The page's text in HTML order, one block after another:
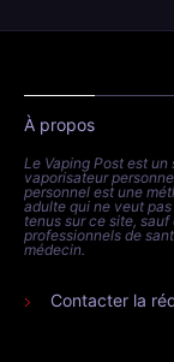
À propos
Le Vaping Post est
vaporisateur
personnel est une
adulte qui ne veut
tenus sur ce site,
professionnels de
médecin.
Contacter la